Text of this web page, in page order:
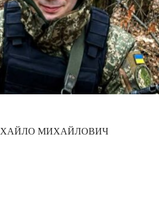
МИХАЙЛОВИЧ